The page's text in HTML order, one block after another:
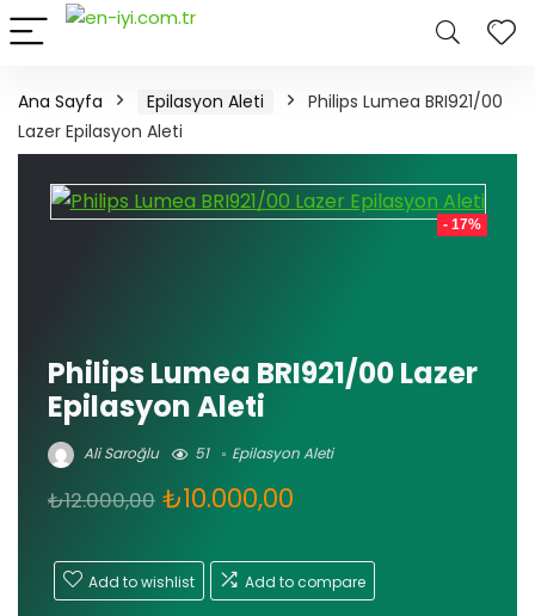
Ana Sayfa Epilasyon Aleti
Philips Lumea BRI921/00
Lazer Epilasyon Aleti
- 17%
Philips Lumea BRI921/00 Lazer
Epilasyon Aleti
Ali Saroğlu 51 Epilasyon Aleti
₺12.000,00 Orijinal
₺12.000,00.
₺10.000,00
fiyat:
₺10.000,00.
Add to wishlist Add to compare